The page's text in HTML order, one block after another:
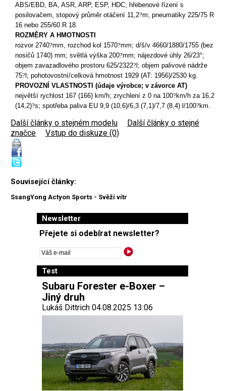
ABS/EBD, BA, ASR, ARP, ESP, HDC; hřebenové řízení s
posilovačem, stopový průměr otáčení 11,2?m; pneumatiky 225/75 R
16 nebo 255/60 R 18.
ROZMĚRY A HMOTNOSTI
rozvor 2740?mm, rozchod kol 1570?mm; d/š/v 4660/1880/1755 (bez
nosičů 1740) mm; světlá výška 200?mm; nájezdové úhly 26/23°;
objem zavazadlového prostoru 625/2322?l; objem palivové nádrže
75?l; pohotovostní/celková hmotnost 1929 (AT: 1956)/2530 kg.
PROVOZNÍ VLASTNOSTI (údaje výrobce; v závorce AT)
největší rychlost 167 (166) km/h; zrychlení z 0 na 100?km/h za 16,2
(14,2)?s; spotřeba paliva EU 9,9 (10,6)/6,3 (7,1)/7,7 (8,4) l/100?km.
Další články o stejném modelu
Další články o stejné
značce
Vstup do diskuze (0)
Související články:
SsangYong Actyon Sports - Svěží vítr
Newsletter
Přejete si odebírat newsletter?
Test
Subaru Forester e-Boxer –
Jiný druh
Lukáš Dittrich 04.08.2025 13:06